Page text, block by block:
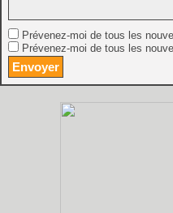
Prévenez-moi de tous les
Prévenez-moi de tous les